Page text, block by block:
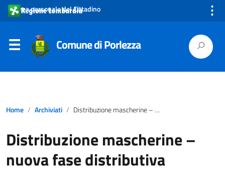
Area personale del Cittadino ⋮
Comune di Porlezza
Home Archiviati Distribuzione mascherine – nuova fase distributiva
Distribuzione mascherine –
nuova fase distributiva